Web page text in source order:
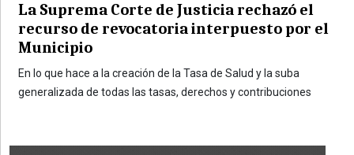
La Suprema Corte de Justicia rechazó el
recurso de revocatoria interpuesto por el
Municipio
En lo que hace a la creación de la Tasa de Salud y la suba
generalizada de todas las tasas, derechos y contribuciones